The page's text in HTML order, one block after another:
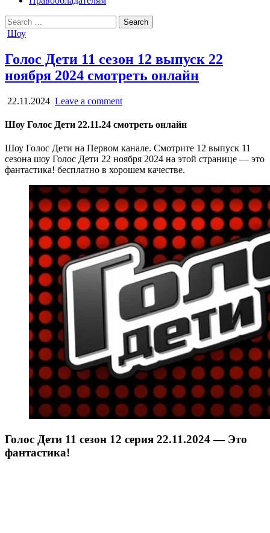
Search
for:
Posted
Шоу
Голос Дети 11 сезон 12 выпуск 22
ноября 2024 смотреть онлайн
22.11.2024 Leave a comment
Шоу Голос Дети 22.11.24 смотреть онлайн
Шоу Голос Дети на Первом канале. Смотрите 12 выпуск 11
сезона шоу Голос Дети 22 ноября 2024 на этой странице — это
фантастика! бесплатно в хорошем качестве.
Голос Дети 11 сезон 12 серия 22.11.2024 — Это
фантастика!